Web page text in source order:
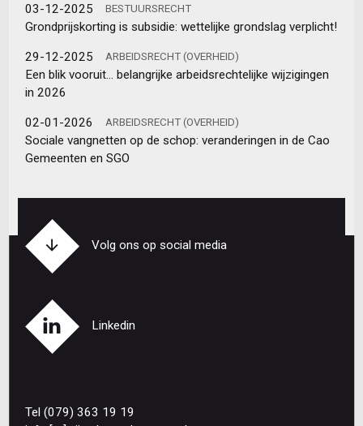
03-12-2025 BESTUURSRECHT
Grondprijskorting is subsidie: wettelijke grondslag verplicht!
29-12-2025 ARBEIDSRECHT (OVERHEID)
Een blik vooruit… belangrijke arbeidsrechtelijke wijzigingen
in 2026
02-01-2026 ARBEIDSRECHT (OVERHEID)
Sociale vangnetten op de schop: veranderingen in de Cao
Gemeenten en SGO
Volg ons op social media
Linkedin
Tel (079) 363 19 19